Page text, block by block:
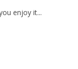
enjoy it...